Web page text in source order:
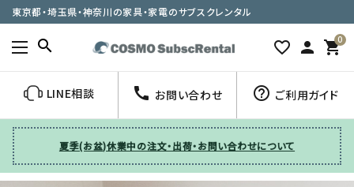
東京都・埼玉県・神奈川の家具・家電のサブスクレンタル
search favorite_border person 0
shopping_cart
LINE相談 call お問い合わせ help_outline ご利用ガイド
夏季(お盆)休業中の注文・出荷・お問い合わせについて